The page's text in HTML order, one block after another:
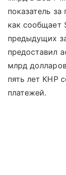
показатель
как сообщает
предыдущих
предоставил
млрд
пять лет КНР
платежей.